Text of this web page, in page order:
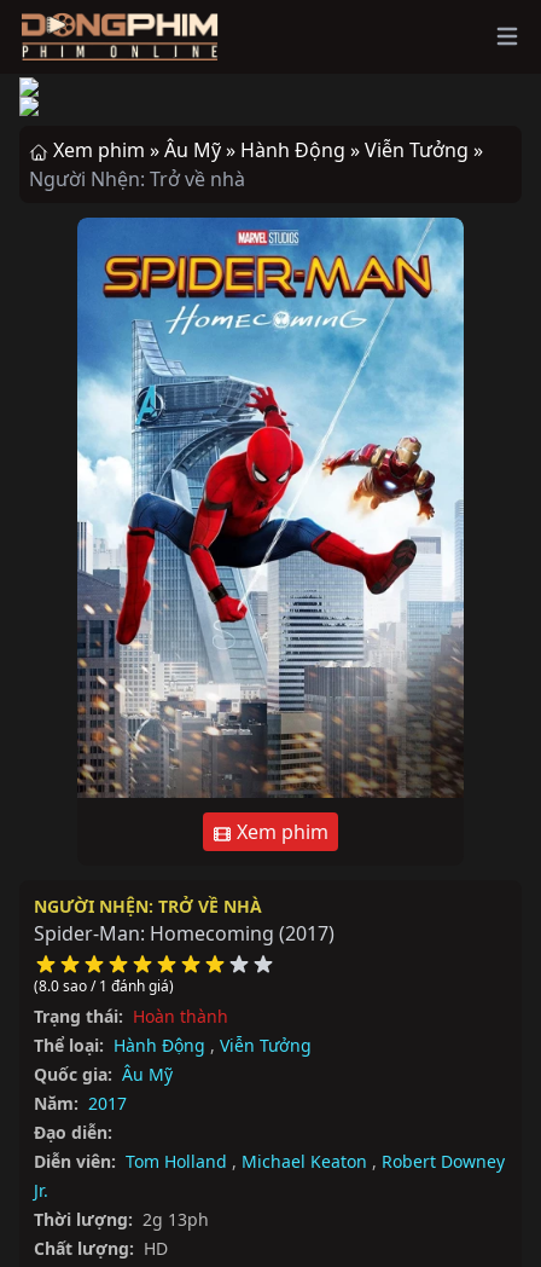
Xem phim »Âu Mỹ » Hành Động »Viễn Tưởng »
Người Nhện: Trở về nhà
Xem phim
NGƯỜI NHỆN: TRỞ VỀ NHÀ
Spider-Man: Homecoming (2017)
(8.0 sao / 1 đánh giá)
Trạng thái: Hoàn thành
Thể loại: Hành Động , Viễn Tưởng
Quốc gia: Âu Mỹ
Năm: 2017
Đạo diễn:
Diễn viên: Tom Holland , Michael Keaton , Robert Downey
Jr.
Thời lượng: 2g 13ph
Chất lượng: HD